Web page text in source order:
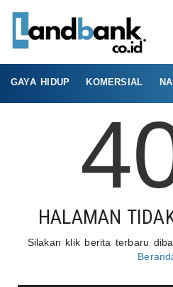
GAYA HIDUP KOMERSIAL
HALAMAN
Silakan klik berita terbaru